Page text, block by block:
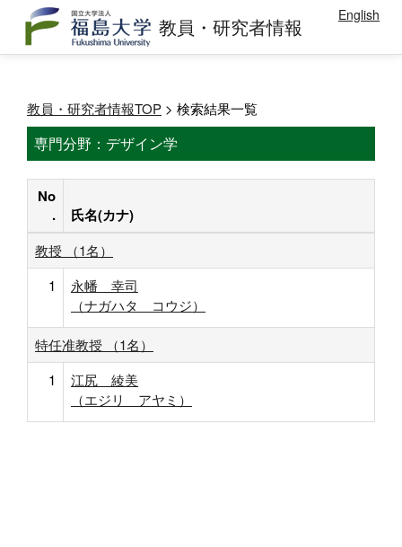
教員・研究者情報 English
教員・研究者情報TOP > 検索結果一覧
専門分野：デザイン学
No
.
氏名(カナ)
教授 （1名）
1
永幡 幸司
（ナガハタ コウジ）
特任准教授 （1名）
1
江尻 綾美
（エジリ アヤミ）